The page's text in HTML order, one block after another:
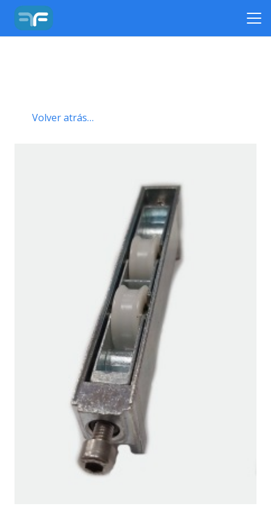
Volver atrás…